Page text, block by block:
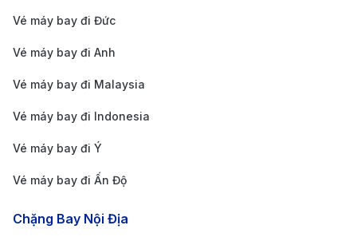
Quốc đến Moscow, bạn cần lưu ý một số kinh nghiệm
dưới đây:
Đặt vé sớm: Để có giá vé tốt nhất, bạn nên đặt vé
kiệm chi phí và tránh tình trạng hết vé vào những
ngày cao điểm.
Theo dõi các chương trình khuyến mãi:
Vé máy bay đi Đức
Vé máy bay đi Anh
Vé máy bay đi Malaysia
Vé máy bay đi Indonesia
Vé máy bay đi Ý
Vé máy bay đi Ấn Độ
Chặng Bay Nội Địa